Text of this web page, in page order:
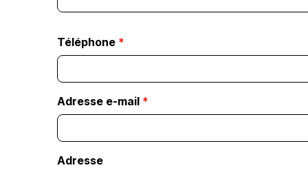
Téléphone *
Adresse e-mail *
Adresse